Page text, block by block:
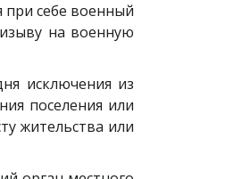
при себе военный
на военную
исключения из
поселения или
жительства или